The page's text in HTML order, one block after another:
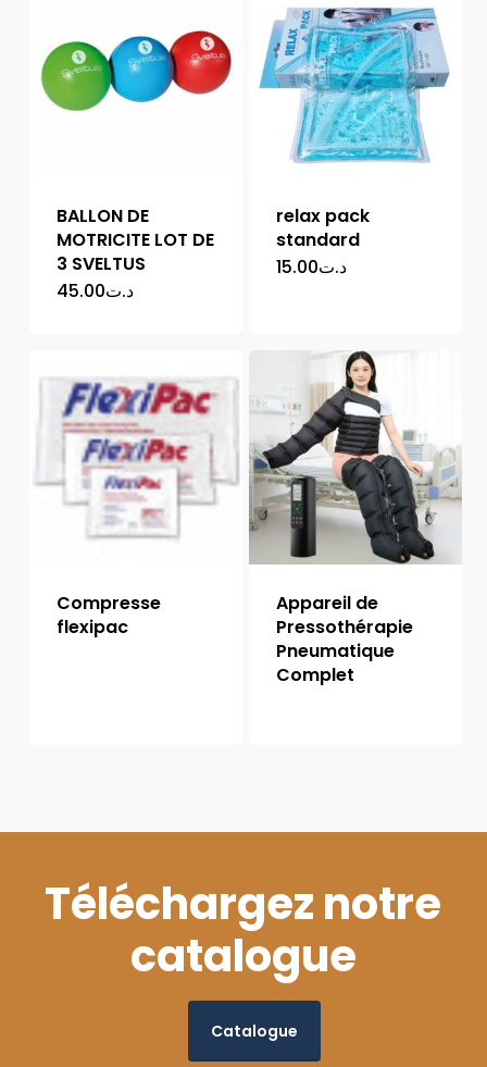
BALLON DE
MOTRICITE LOT DE
3 SVELTUS
د.ت45.00
relax pack
standard
د.ت15.00
Compresse
flexipac
Appareil de
Pressothérapie
Pneumatique
Complet
Téléchargez notre
catalogue
Catalogue